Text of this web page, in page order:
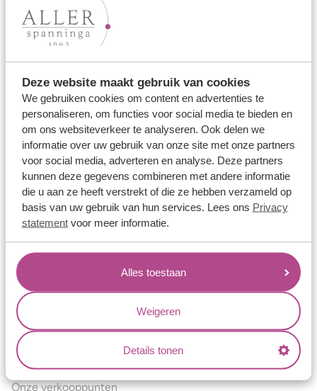
Deze website maakt gebruik van cookies
We gebruiken cookies om content en advertenties te
personaliseren, om functies voor social media te bieden en
om ons websiteverkeer te analyseren. Ook delen we
informatie over uw gebruik van onze site met onze partners
voor social media, adverteren en analyse. Deze partners
kunnen deze gegevens combineren met andere informatie
die u aan ze heeft verstrekt of die ze hebben verzameld op
basis van uw gebruik van hun services. Lees ons Privacy
statementvoor meer informatie.
Alles toestaan
Weigeren
Details tonen
Ons aanbod
Trouwringen
Verlovingsringen
Vriendschapsringen
Over ons
Aller Spanninga
Historie
Certificaten
Blogs
Jouw voordelen
Conflictvrije Materialen
Oneindig veel mogelijkheden
Kwaliteit
Juweliers & Contact
Onze verkooppunten